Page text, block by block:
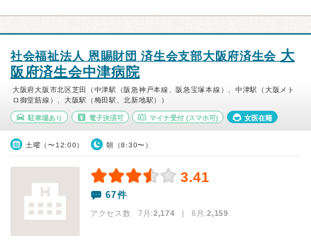
社会福祉法人 恩賜財団 済生会支部大阪府済生会 大
阪府済生会中津病院
大阪府大阪市北区芝田（中津駅（阪急神戸本線、阪急宝塚本線）、中津駅（大阪メト
ロ御堂筋線）、大阪駅（梅田駅、北新地駅））
駐車場あり 電子決済可 マイナ受付 (スマホ可) 女医在籍
土曜（〜12:00） 朝（8:30〜）
3.41
67件
アクセス数 7月:2,174 | 6月:2,159